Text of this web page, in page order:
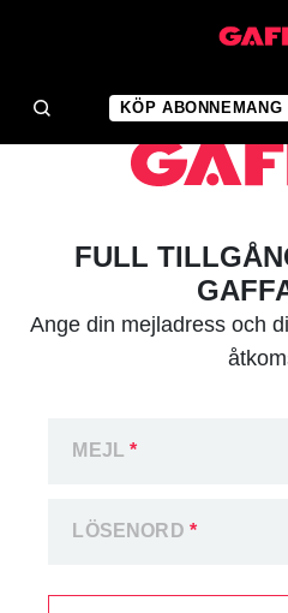
KÖP ABONNEMANG
FULL
Ange din mejladress och
MEJL*
LÖSENORD *